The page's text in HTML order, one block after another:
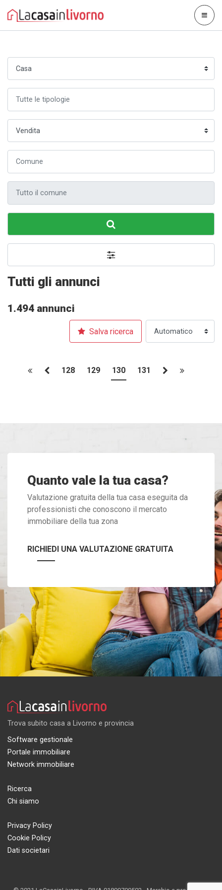
Tutti gli annunci
1.494 annunci
Salva ricerca
128 129 130 131
Quanto vale la tua casa?
Valutazione gratuita della tua casa eseguita da
professionisti che conoscono il mercato
immobiliare della tua zona
RICHIEDI UNA VALUTAZIONE GRATUITA
Trova subito casa a Livorno e provincia
Software gestionale
Portale immobiliare
Network immobiliare
Ricerca
Chi siamo
Privacy Policy
Cookie Policy
Dati societari